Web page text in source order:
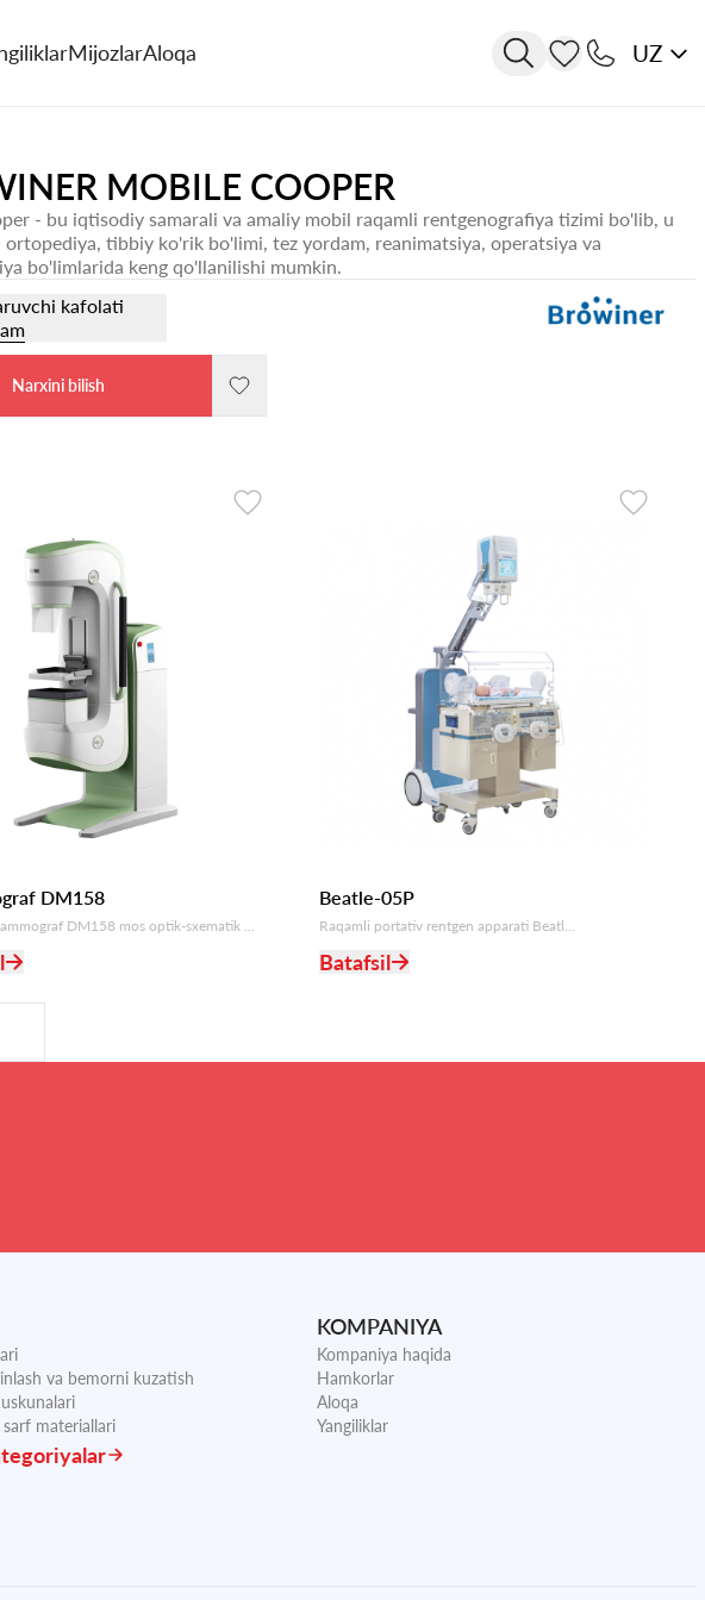
MijozlarAloqa UZ
MOBILE COOPER
- bu iqtisodiy samarali va amaliy mobil raqamli rentgenografiya tizimi bo'lib, u
ortopediya, tibbiy ko'rik bo'limi, tez yordam, reanimatsiya, operatsiya va
bo'limlarida keng qo'llanilishi mumkin.
kafolati
Narxini bilish
DM158
DM158 mos optik-sxematik ...
Beatle-05P
Raqamli portativ rentgen apparati Beatl...
Batafsil
va bemorni kuzatish
materiallari
KOMPANIYA
Kompaniya haqida
Hamkorlar
Aloqa
Yangiliklar